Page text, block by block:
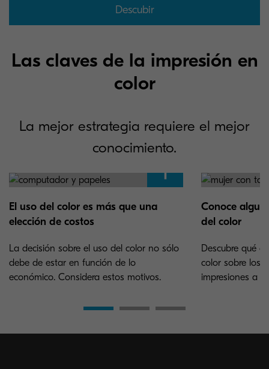
Descubir
Las claves de la impresión en
color
La mejor estrategia requiere el mejor
conocimiento.
El uso del color es más que una
elección de costos
La decisión sobre el uso del color no sólo
debe de estar en función de lo
económico. Considera estos motivos.
Conoce
del color
Descubre qué
color sobre los
impresiones a